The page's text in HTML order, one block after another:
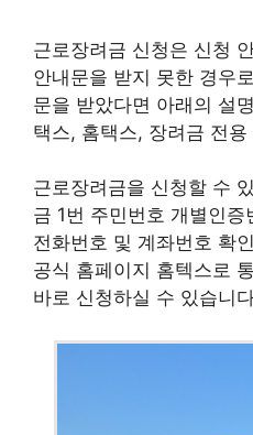
근로장려금 신청은 신청
안내문을 받지 못한 경우
문을 받았다면 아래의 설
택스, 홈택스, 장려금 전
근로장려금을 신청할 수
금 1번 주민번호 개별인
전화번호 및 계좌번호 확
공식 홈페이지 홈텍스로
바로 신청하실 수 있습니